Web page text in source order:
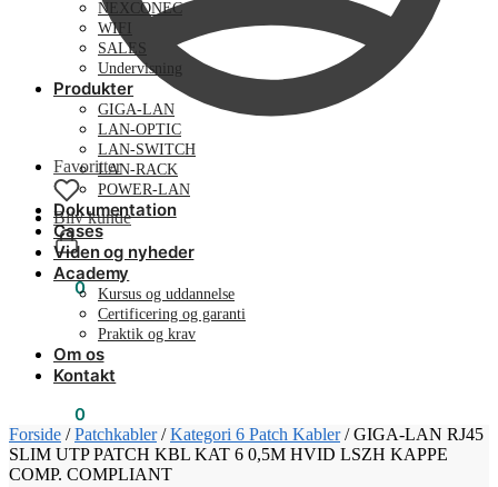
Favoritter
Bliv kunde
kr. 0
NEXCONEC
WIFI
SALES
Undervisning
Produkter
GIGA-LAN
LAN-OPTIC
LAN-SWITCH
LAN-RACK
POWER-LAN
Dokumentation
Cases
Viden og nyheder
Academy
Kursus og uddannelse
Certificering og garanti
Praktik og krav
Om os
Kontakt
0
Forside /Patchkabler/Kategori 6 Patch Kabler/GIGA-LAN RJ45
SLIM UTP PATCH KBL KAT 6 0,5M HVID LSZH KAPPE
COMP. COMPLIANT